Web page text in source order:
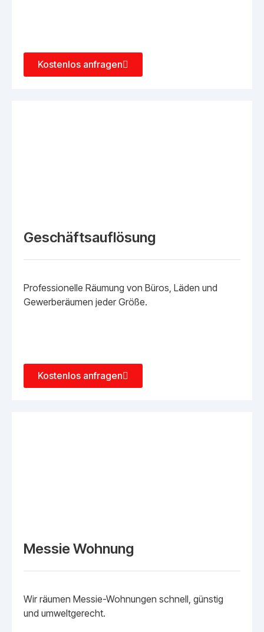
Kostenlos anfragen
Geschäftsauflösung
Professionelle Räumung von Büros, Läden und
Gewerberäumen jeder Größe.
Kostenlos anfragen
Messie Wohnung
Wir räumen Messie-Wohnungen schnell, günstig
und umweltgerecht.